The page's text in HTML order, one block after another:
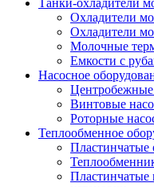
Охладители
Охладители
Молочные
Емкости с
Насосное
Винтовые
Роторные
Теплообменное
Пластинчатые
Пластинчатые